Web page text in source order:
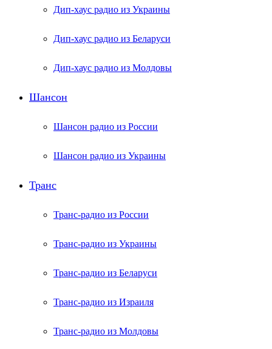
Дип-хаус радио из Украины
Дип-хаус радио из Беларуси
Дип-хаус радио из Молдовы
Шансон
Шансон радио из России
Шансон радио из Украины
Транс
Транс-радио из России
Транс-радио из Украины
Транс-радио из Беларуси
Транс-радио из Израиля
Транс-радио из Молдовы